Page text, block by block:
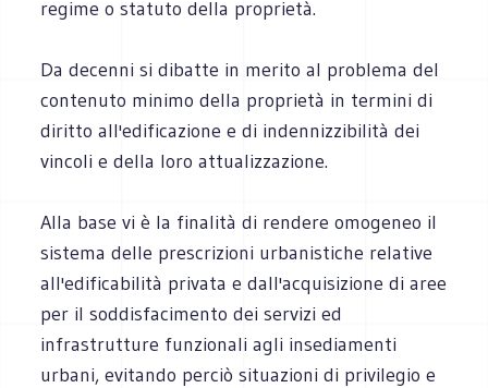
regime o statuto della proprietà.
Da decenni si dibatte in merito al problema del
contenuto minimo della proprietà in termini di
diritto all'edificazione e di indennizzibilità dei
vincoli e della loro attualizzazione.
Alla base vi è la finalità di rendere omogeneo il
sistema delle prescrizioni urbanistiche relative
all'edificabilità privata e dall'acquisizione di aree
per il soddisfacimento dei servizi ed
infrastrutture funzionali agli insediamenti
urbani, evitando perciò situazioni di privilegio e